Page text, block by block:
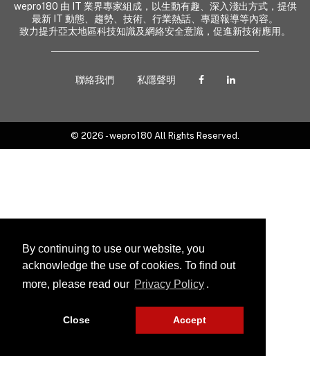
By continuing to use our website, you
acknowledge the use of cookies. To find out
more, please read our Privacy Policy .
Close Accept
wepro180 由 IT 業界專家組成，以生動有趣、深入淺出方式，提供
最新 IT 動態、趨勢、技術、行業熱話、專題報導等內容。
致力提升亞太地區科技知識及網絡安全意識，促進新技術應用。
聯絡我們 私隱聲明
© 2026 - wepro180 All Rights Reserved.